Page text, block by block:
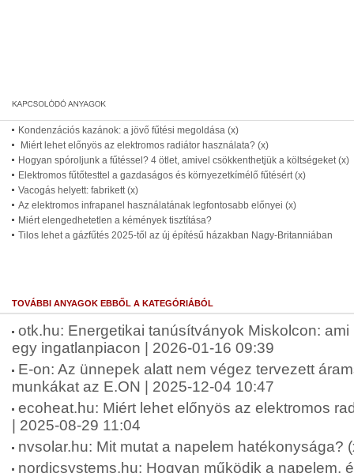
Kondenzációs kazánok: a jövő fűtési megoldása (x)
Miért lehet előnyös az elektromos radiátor használata? (x)
Hogyan spóroljunk a fűtéssel? 4 ötlet, amivel csökkenthetjük a költségeket (x)
Elektromos fűtőtesttel a gazdaságos és környezetkímélő fűtésért (x)
Vacogás helyett: fabrikett (x)
Az elektromos infrapanel használatának legfontosabb előnyei (x)
Miért elengedhetetlen a kémények tisztítása?
Tilos lehet a gázfűtés 2025-től az új építésű házakban Nagy-Britanniában
TOVÁBBI ANYAGOK EBBŐL A KATEGÓRIÁBÓL
otk.hu: Energetikai tanúsítványok Miskolcon:
egy ingatlanpiacon | 2026-01-16 09:39
E-on: Az ünnepek alatt nem végez tervezett
munkákat az E.ON | 2025-12-04 10:47
ecoheat.hu: Miért lehet előnyös az elektromos
| 2025-08-29 11:04
nvsolar.hu: Mit mutat a napelem hatékonysága?
nordicsystems.hu: Hogyan működik a napelem,